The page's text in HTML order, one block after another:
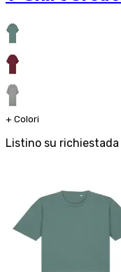
+ Colori
Listino su richiestada